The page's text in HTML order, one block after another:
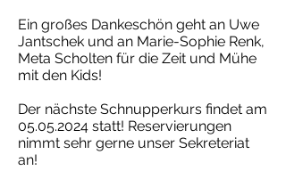
Ein großes Dankeschön geht an Uwe
Jantschek und an Marie-Sophie Renk,
Meta Scholten für die Zeit und Mühe
mit den Kids!
Der nächste Schnupperkurs findet am
05.05.2024 statt! Reservierungen
nimmt sehr gerne unser Sekreteriat
an!